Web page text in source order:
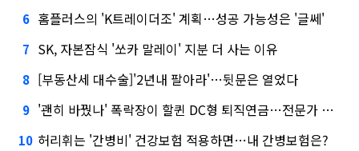
6 홈플러스의 'K트레이더조' 계획…성공 가능성은 '글쎄'
7 SK, 자본잠식 '쏘카 말레이' 지분 더 사는 이유
8 [부동산세 대수술]'2년내 팔아라'…뒷문은 열었다
9 '괜히 바꿨나' 폭락장이 할퀸 DC형 퇴직연금…전문가 조언은
10 허리휘는 '간병비' 건강보험 적용하면…내 간병보험은?